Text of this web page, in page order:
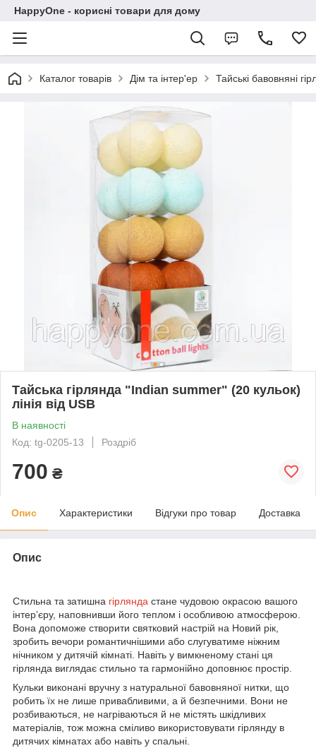
HappyOne - корисні товари для дому
Каталог товарів Дім та інтер'ер Тайські бавовняні
Тайська гірлянда "Indian summer" (20 кульок)
лінія від USB
В наявності
Код: tg-0205-13
Роздріб
700 ₴
Опис Характеристики Відгуки про товар Доставка
Опис
Стильна та затишна гірлянда стане чудовою окрасою вашого
інтер’єру, наповнивши його теплом і особливою атмосферою.
Вона допоможе створити святковий настрій на Новий рік,
зробить вечори романтичнішими або слугуватиме ніжним
нічником у дитячій кімнаті. Навіть у вимкненому стані ця
гірлянда виглядає стильно та гармонійно доповнює простір.
Кульки виконані вручну з натуральної бавовняної нитки, що
робить їх не лише привабливими, а й безпечними. Вони не
розбиваються, не нагріваються й не містять шкідливих
матеріалів, тож можна сміливо використовувати гірлянду в
дитячих кімнатах або навіть у спальні.